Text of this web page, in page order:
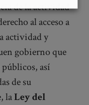
de la actividad
al acceso a
actividad y
gobierno que
así
de su
laLey del